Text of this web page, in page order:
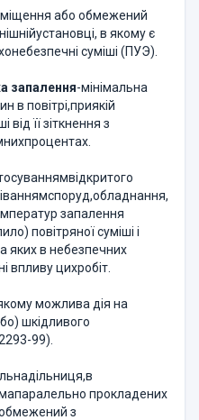
або обмежений
в якому є
суміші (ПУЭ).
запалення-мінімальна
в повітрі,приякій
її зіткнення з
запалення
повітряної суміші і
яких в небезпечних
впливу цихробіт.
можлива дія на
шкідливого
99).
прокладених
обмежений з